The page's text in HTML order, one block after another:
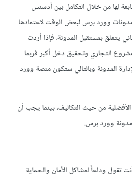
لها من خلال التكامل بين أدسنس
مدونات وورد برس لبعض الوقت لاعتمادها
يتعلق بمستقبل المدونة، فإذا أردت
التجاري وتحقيق دخل أكبر فربما
المدونة وبالتالي ستكون منصة وورد
من حيث التكاليف، بينما يجب أن
وورد برس.
تقول وداعاً لمشاكل الأمان والحماية